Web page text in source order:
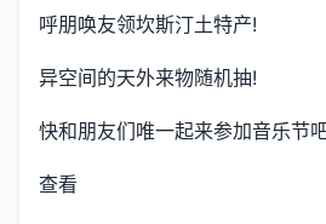
呼朋唤友领坎斯汀土特产!
异空间的天外来物随机抽!
快和朋友们唯一起来参加音乐节
查看